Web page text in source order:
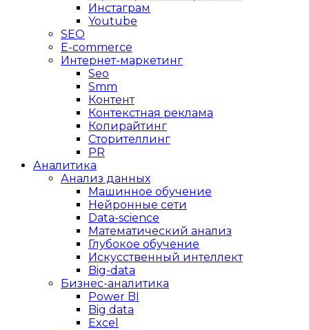
Инстаграм
Youtube
SEO
E-сommerce
Интернет-маркетинг
Seo
Smm
Контент
Контекстная реклама
Копирайтинг
Сторителлинг
PR
Аналитика
Анализ данных
Машинное обучение
Нейронные сети
Data-science
Математический анализ
Глубокое обучение
Искусственный интеллект
Big-data
Бизнес-аналитика
Power BI
Big data
Excel